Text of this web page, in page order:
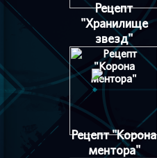
Рецепт
"Хранилище
звезд"
Рецепт "Корона
ментора"